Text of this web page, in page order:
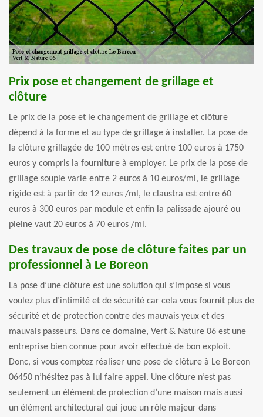
Prix pose et changement de grillage et
clôture
Le prix de la pose et le changement de grillage et clôture
dépend à la forme et au type de grillage à installer. La pose de
la clôture grillagée de 100 mètres est entre 100 euros à 1750
euros y compris la fourniture à employer. Le prix de la pose de
grillage souple varie entre 2 euros à 10 euros/ml, le grillage
rigide est à partir de 12 euros /ml, le claustra est entre 60
euros à 300 euros par module et enfin la palissade ajouré ou
pleine vaut 20 euros à 70 euros /ml.
Des travaux de pose de clôture faites par un
professionnel à Le Boreon
La pose d’une clôture est une solution qui s’impose si vous
voulez plus d’intimité et de sécurité car cela vous fournit plus de
sécurité et de protection contre des mauvais yeux et des
mauvais passeurs. Dans ce domaine, Vert & Nature 06 est une
entreprise bien connue pour avoir effectué de bon exploit.
Donc, si vous comptez réaliser une pose de clôture à Le Boreon
06450 n’hésitez pas à lui faire appel. Une clôture n’est pas
seulement un élément de protection d’une maison mais aussi
un élément architectural qui joue un rôle majeur dans